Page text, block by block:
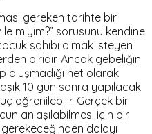
gereken tarihte bir
miyim?” sorusunu kendine
sahibi olmak isteyen
biridir. Ancak gebeliğin
oluşmadığı net olarak
10 gün sonra yapılacak
öğrenilebilir. Gerçek bir
anlaşılabilmesi için bir
dolayı